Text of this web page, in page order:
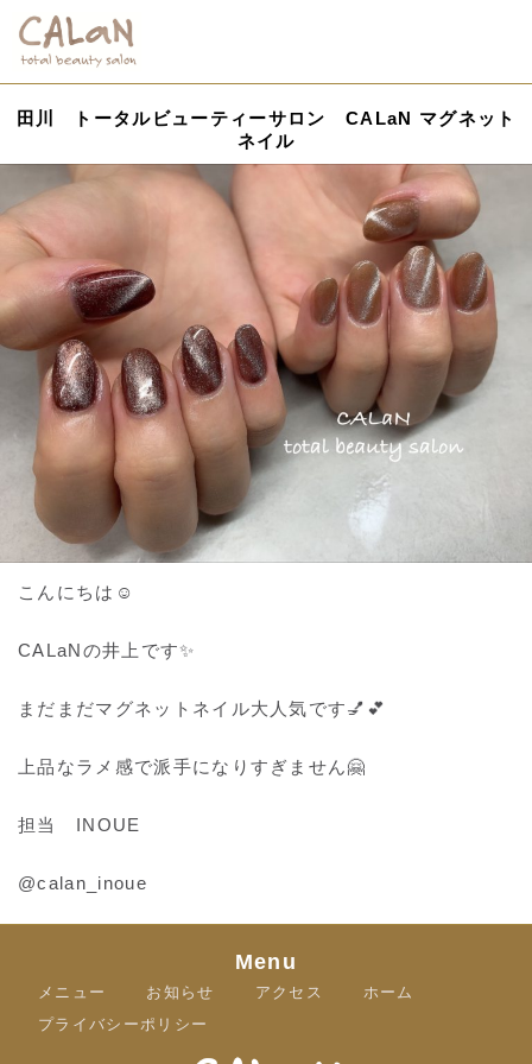
田川 トータルビューティーサロン CALaN マグネット
ネイル
こんにちは☺️
CALaNの井上です✨
まだまだマグネットネイル大人気です💅💕
上品なラメ感で派手になりすぎません🤗
担当 INOUE
@calan_inoue
Menu
メニュー お知らせ アクセス
ホーム
プライバシーポリシー